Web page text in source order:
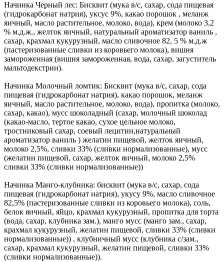
Начинка Черный лес: Бисквит (мука в/с, сахар, сода пищевая
(гидрокарбонат натрия), уксус 9%, какао порошок , меланж
яичный, масло растительное, молоко, вода), крем (молоко 3,2
% м.д.ж., желток яичный, натуральный ароматизатор ваниль ,
сахар, крахмал кукурузный, масло сливочное 82, 5 % м.д.ж
(пастеризованные сливки из коровьего молока), вишня
замороженная (вишня замороженная, вода, сахар, загуститель
мальтодекстрин).
Начинка Молочный ломтик: Бисквит (мука в/с, сахар, сода
пищевая (гидрокарбонат натрия), какао порошок, меланж
яичный, масло растительное, молоко, вода), пропитка (молоко,
сахар, какао), мусс шоколадный (сахар, молочный шоколад
(какао-масло, тертое какао, сухое цельное молоко,
тростниковый сахар, соевый лецитин,натуральный
ароматизатор ваниль ) желатин пищевой, желток яичный,
молоко 2,5%, сливки 33% (сливки нормализованные), мусс
(желатин пищевой, сахар, желток яичный, молоко 2,5%
сливки 33% (сливки нормализованные))
Начинка Манго-клубника: бисквит (мука в/с, сахар, сода
пищевая (гидрокарбонат натрия), укусу 9%, масло сливочное
82,5% (пастеризованные сливки из коровьего молока), соль,
белок яичный, яйцо, крахмал кукурузный, пропитка для торта
(вода, сахар, клубника зам.), манго мусс (манго зам., сахар,
крахмал кукурузный, желатин пищевой, сливки 33% (сливки
нормализованные)) , клубничный мусс (клубника с/зам.,
сахар, крахмал кукурузный, желатин пищевой, сливки 33%
(сливки нормализованные)).